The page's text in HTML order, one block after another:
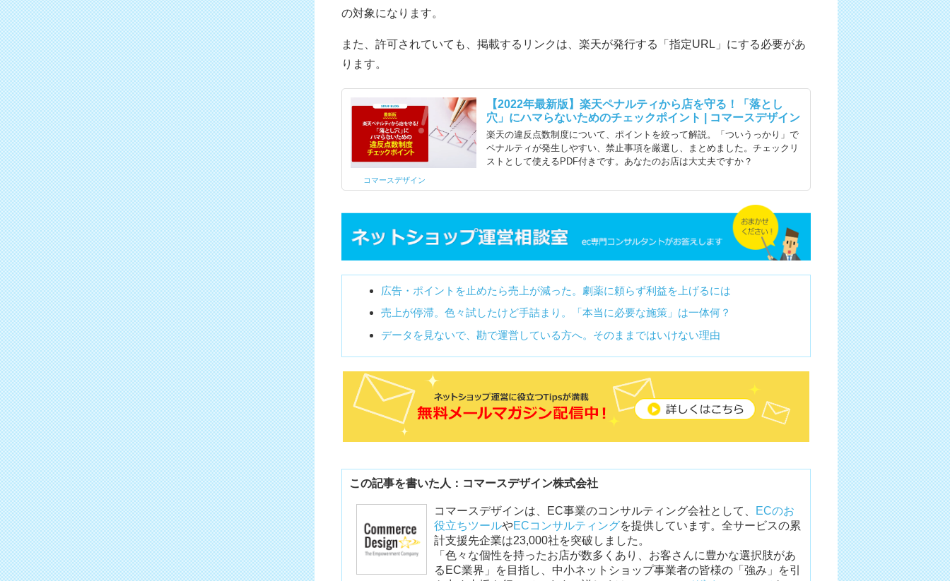
の対象になります。
また、許可されていても、掲載するリンクは、楽天が発行する「指定URL」にする必要があ
ります。
【2022年最新版】楽天ペナルティから店を守る！「落とし
穴」にハマらないためのチェックポイント | コマースデザイン
楽天の違反点数制度について、ポイントを絞って解説。「ついうっかり」で
ペナルティが発生しやすい、禁止事項を厳選し、まとめました。チェックリ
ストとして使えるPDF付きです。あなたのお店は大丈夫ですか？
コマースデザイン
広告・ポイントを止めたら売上が減った。劇薬に頼らず利益を上げるには
売上が停滞。色々試したけど手詰まり。「本当に必要な施策」は一体何？
データを見ないで、勘で運営している方へ。そのままではいけない理由
この記事を書いた人：コマースデザイン株式会社
コマースデザインは、EC事業のコンサルティング会社として、
ECのお
役立ちツールやECコンサルティングを提供しています。全サービスの累
計支援先企業は23,000社を突破しました。
「色々な個性を持ったお店が数多くあり、お客さんに豊かな選択肢があ
るEC業界」を目指し、中小ネットショップ事業者の皆様の「強み」を引